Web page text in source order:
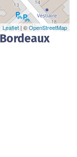
Leaflet| ©OpenStreetMap